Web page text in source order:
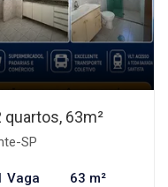
63m²
SP
Vaga 63 m²